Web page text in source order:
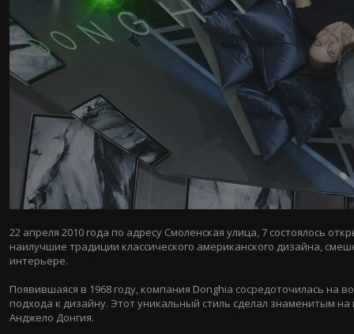
22 апреля 2010 года по адресу Смоленская улица, 7 состоялось
наилучшие традиции классического американского дизайна,
интерьере.
Появившаяся в 1968 году, компания Donghia сосредоточилась
подхода к дизайну. Этот уникальный стиль сделал знаменитым
Анджело Донгия.